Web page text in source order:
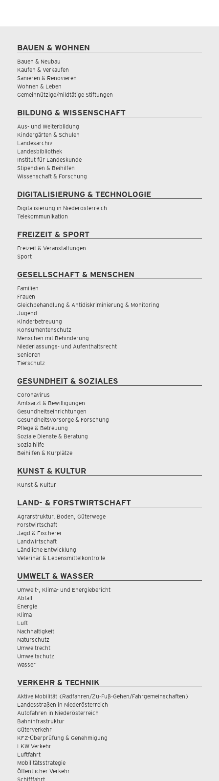
BAUEN & WOHNEN
Bauen & Neubau
Kaufen & Verkaufen
Sanieren & Renovieren
Wohnen & Leben
Gemeinnützige/mildtätige Stiftungen
BILDUNG & WISSENSCHAFT
Aus- und Weiterbildung
Kindergärten & Schulen
Landesarchiv
Landesbibliothek
Institut für Landeskunde
Stipendien & Beihilfen
Wissenschaft & Forschung
DIGITALISIERUNG & TECHNOLOGIE
Digitalisierung in Niederösterreich
Telekommunikation
FREIZEIT & SPORT
Freizeit & Veranstaltungen
Sport
GESELLSCHAFT & MENSCHEN
Familien
Frauen
Gleichbehandlung & Antidiskriminierung & Monitoring
Jugend
Kinderbetreuung
Konsumentenschutz
Menschen mit Behinderung
Niederlassungs- und Aufenthaltsrecht
Senioren
Tierschutz
GESUNDHEIT & SOZIALES
Coronavirus
Amtsarzt & Bewilligungen
Gesundheitseinrichtungen
Gesundheitsvorsorge & Forschung
Pflege & Betreuung
Soziale Dienste & Beratung
Sozialhilfe
Beihilfen & Kurplätze
KUNST & KULTUR
Kunst & Kultur
LAND- & FORSTWIRTSCHAFT
Agrarstruktur, Boden, Güterwege
Forstwirtschaft
Jagd & Fischerei
Landwirtschaft
Ländliche Entwicklung
Veterinär & Lebensmittelkontrolle
UMWELT & WASSER
Umwelt-, Klima- und Energiebericht
Abfall
Energie
Klima
Luft
Nachhaltigkeit
Naturschutz
Umweltrecht
Umweltschutz
Wasser
VERKEHR & TECHNIK
Aktive Mobilität (Radfahren/Zu-Fuß-Gehen/Fahrgemeinschaften)
Landesstraßen in Niederösterreich
Autofahren in Niederösterreich
Bahninfrastruktur
Güterverkehr
KFZ-Überprüfung & Genehmigung
LKW Verkehr
Luftfahrt
Mobilitätsstrategie
Öffentlicher Verkehr
Schifffahrt